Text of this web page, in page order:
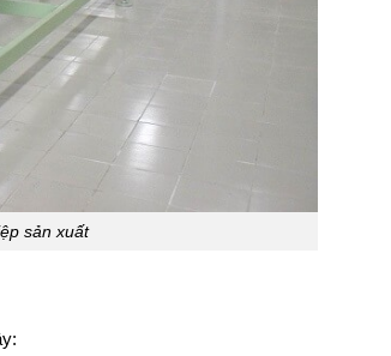
sản xuất